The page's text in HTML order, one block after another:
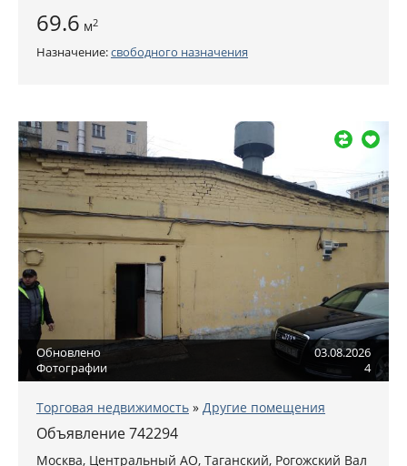
69.6 м2
Назначение:свободного назначения
Обновлено
03.08.2026
Фотографии
4
Торговая недвижимость » Другие помещения
Объявление 742294
Москва, Центральный АО, Таганский, Рогожский Вал